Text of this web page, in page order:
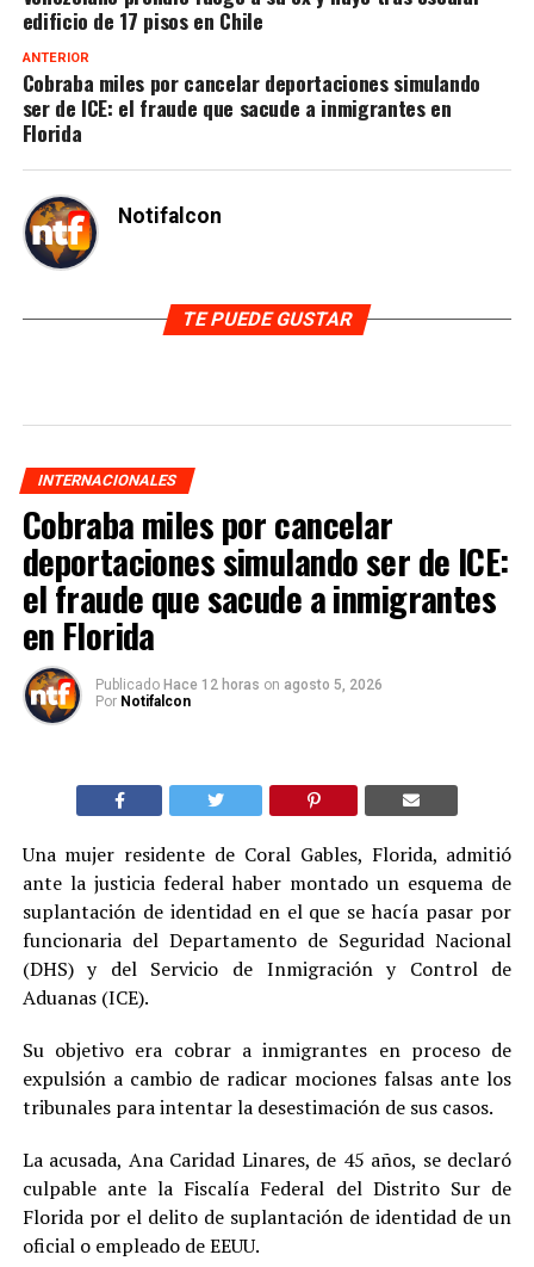
edificio de 17 pisos en Chile
ANTERIOR
Cobraba miles por cancelar deportaciones simulando
ser de ICE: el fraude que sacude a inmigrantes en
Florida
Notifalcon
TE PUEDE GUSTAR
INTERNACIONALES
Cobraba miles por cancelar
deportaciones simulando ser de ICE:
el fraude que sacude a inmigrantes
en Florida
Publicado Hace 12 horas on agosto 5, 2026
Por Notifalcon
Una mujer residente de Coral Gables, Florida, admitió
ante la justicia federal haber montado un esquema de
suplantación de identidad en el que se hacía pasar por
funcionaria del Departamento de Seguridad Nacional
(DHS) y del Servicio de Inmigración y Control de
Aduanas (ICE).
Su objetivo era cobrar a inmigrantes en proceso de
expulsión a cambio de radicar mociones falsas ante los
tribunales para intentar la desestimación de sus casos.
La acusada, Ana Caridad Linares, de 45 años, se declaró
culpable ante la Fiscalía Federal del Distrito Sur de
Florida por el delito de suplantación de identidad de un
oficial o empleado de EEUU.